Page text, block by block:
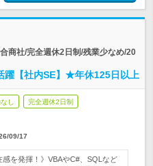
商社/完全週休2日制/残業少なめ/20
躍【社内SE】★年休125日以上
し 完全週休2日制
09/17
感を発揮！》VBAやC#、SQLなど